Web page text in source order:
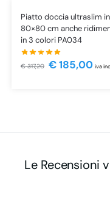
Piatto doccia ultraslim
80×80 cm anche
in 3 colori PA034
€317,20 €185,00 iva
Le Recensioni